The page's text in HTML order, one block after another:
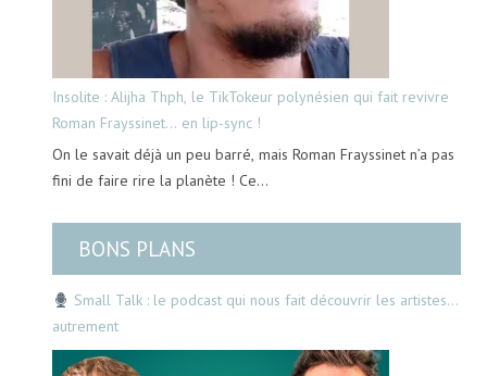
Insolite : Alijha Thph, le TikTokeur polynésien qui fait revivre
Roman Frayssinet… en lip-sync !
On le savait déjà un peu barré, mais Roman Frayssinet n’a pas
fini de faire rire la planète ! Ce…
BONS PLANS
Small Talk : le podcast qui nous fait découvrir les artistes…
autrement